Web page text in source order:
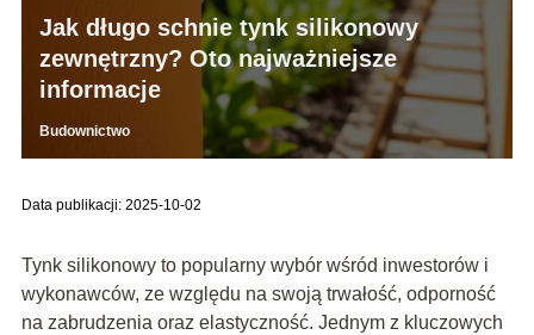
Jak długo schnie tynk silikonowy
zewnętrzny? Oto najważniejsze
informacje
Budownictwo
Data publikacji: 2025-10-02
Tynk silikonowy to popularny wybór wśród inwestorów i
wykonawców, ze względu na swoją trwałość, odporność
na zabrudzenia oraz elastyczność. Jednym z kluczowych